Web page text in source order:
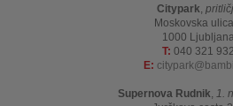
Citypark,
Moskovska
1000
T: 040 321 932
E: citypark
Supernova Rudnik, 1.